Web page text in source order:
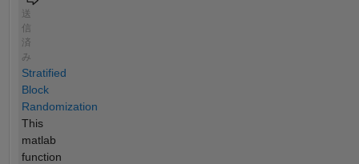
送
信
済
み
Stratified
Block
Randomization
This
matlab
function